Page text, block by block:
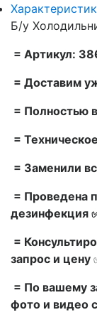
Б/у
= Артикул:
= Доставим
= Полностью
=
= Заменили
= Проведена
дезинфекция
=
запрос и цену
= По вашему
фото и видео